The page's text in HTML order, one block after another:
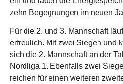
zehn Begegnungen im neuen
Für die 2. und 3. Mannschaft
erfreulich. Mit zwei Siegen und
sich die 2. Mannschaft an der
Nordliga 1. Ebenfalls zwei
reichen für einen weiteren